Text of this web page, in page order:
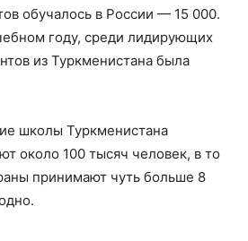
обучалось в России — 15 000.
году, среди лидирующих
из Туркменистана была
школы Туркменистана
около 100 тысяч человек, в то
принимают чуть больше 8